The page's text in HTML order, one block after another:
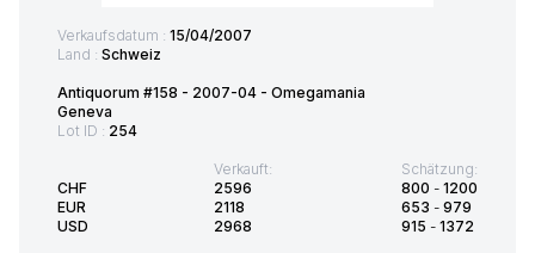
Verkaufsdatum : 15/04/2007
Land : Schweiz
Antiquorum #158 - 2007-04 - Omegamania
Geneva
Lot ID : 254
CHF
EUR
USD
Verkauft:
2596
2118
2968
Schätzung:
800 - 1200
653 - 979
915 - 1372